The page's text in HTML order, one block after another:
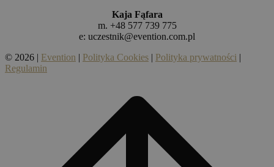
Kaja Fąfara
m. +48 577 739 775
e: uczestnik@evention.com.pl
© 2026 | Evention | Polityka Cookies | Polityka prywatności |
Regulamin